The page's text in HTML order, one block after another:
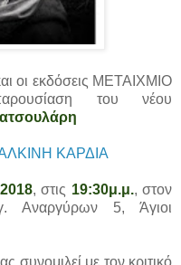
οι εκδόσεις ΜΕΤΑΙΧΜΙΟ
του νέου
ΚΑΡΔΙΑ
, στις 19:30μ.μ., στον
Αναργύρων 5, Άγιοι
συνομιλεί με τον κριτικό